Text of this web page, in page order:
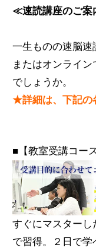
≪速読講座のご
一生ものの速脳速
またはオンライ
でしょうか。
★詳細は、下記の
■【教室受講コース
すぐにマスターし
で習得。２日で学